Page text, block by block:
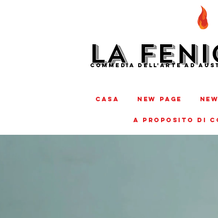
LA
COMMEDIA DELL'ARTE AD
CASA New Page
A PROPOSITO DI